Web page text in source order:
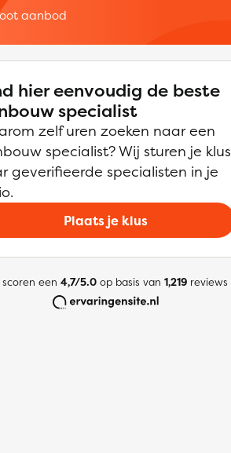
aanbod
hier eenvoudig de beste
specialist
zelf uren zoeken naar een
specialist? Wij sturen je klus
geverifieerde specialisten in je
Plaats je klus
een 4,7/5.0op basis van 1,219reviews